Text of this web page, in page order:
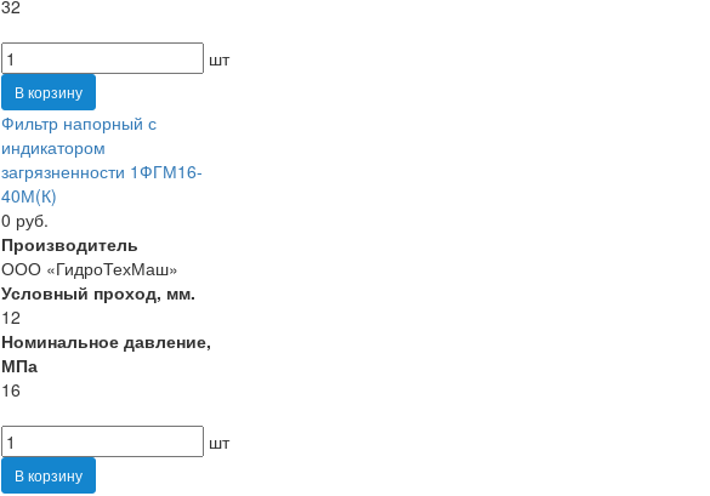
32
шт
В корзину
Фильтр напорный с
индикатором
загрязненности 1ФГМ16-
40М(К)
0 руб.
Производитель
ООО «ГидроТехМаш»
Условный проход, мм.
12
Номинальное давление,
МПа
16
шт
В корзину